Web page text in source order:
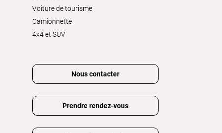
Voiture de tourisme
Camionnette
4x4 et SUV
Nous contacter
Prendre rendez-vous